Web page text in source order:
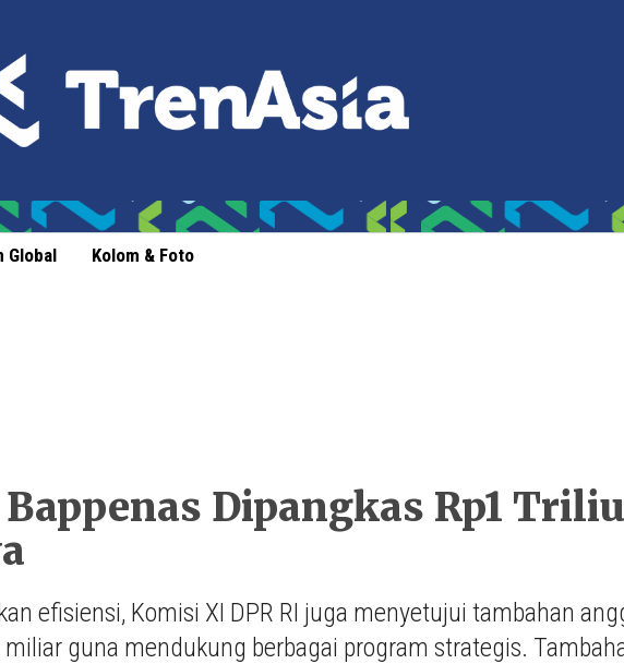
Global Kolom & Foto
Dipangkas Rp1
efisiensi, Komisi XI DPR RI juga menyetujui tambahan
miliar guna mendukung berbagai program strategis.